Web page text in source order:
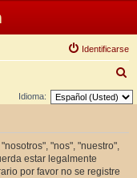
Identificarse
u
Idioma:
"nos", "nuestro",
estar legalmente
por favor no se registre